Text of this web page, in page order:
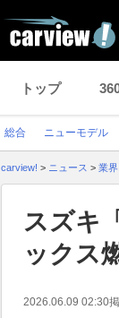
トップ
総合 ニューモデル
carview! > ニュース > 業
スズキ
ックス
2026.06.09 02:30